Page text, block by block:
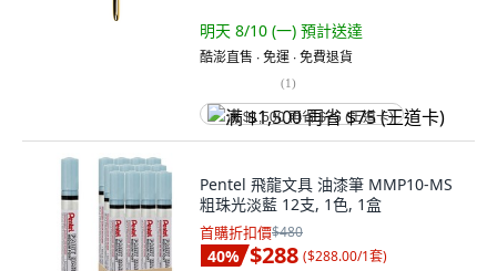
明天 8/10 (一) 預計送達
酷澎直售 ∙ 免運 ∙ 免費退貨
(1)
满 $1,500 再省 $75 (王道卡)
Pentel 飛龍文具 油漆筆 MMP10-MS
粗珠光淡藍 12支, 1色, 1盒
首購折扣價$480
40% $288 ($288.00/1套)